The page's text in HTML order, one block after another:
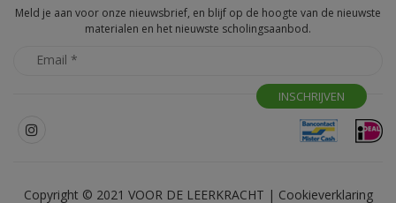
Meld je aan voor onze nieuwsbrief, en blijf op de hoogte van de nieuwste
materialen en het nieuwste scholingsaanbod.
Copyright © 2021 VOOR DE LEERKRACHT | Cookieverklaring